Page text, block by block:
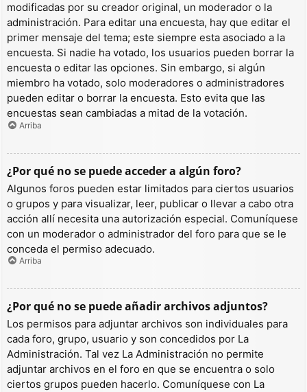
modificadas por su creador original, un moderador o la
administración. Para editar una encuesta, hay que editar el
primer mensaje del tema; este siempre esta asociado a la
encuesta. Si nadie ha votado, los usuarios pueden borrar la
encuesta o editar las opciones. Sin embargo, si algún
miembro ha votado, solo moderadores o administradores
pueden editar o borrar la encuesta. Esto evita que las
encuestas sean cambiadas a mitad de la votación.
Arriba
¿Por qué no se puede acceder a algún foro?
Algunos foros pueden estar limitados para ciertos usuarios
o grupos y para visualizar, leer, publicar o llevar a cabo otra
acción allí necesita una autorización especial. Comuníquese
con un moderador o administrador del foro para que se le
conceda el permiso adecuado.
Arriba
¿Por qué no se puede añadir archivos adjuntos?
Los permisos para adjuntar archivos son individuales para
cada foro, grupo, usuario y son concedidos por La
Administración. Tal vez La Administración no permite
adjuntar archivos en el foro en que se encuentra o solo
ciertos grupos pueden hacerlo. Comuníquese con La